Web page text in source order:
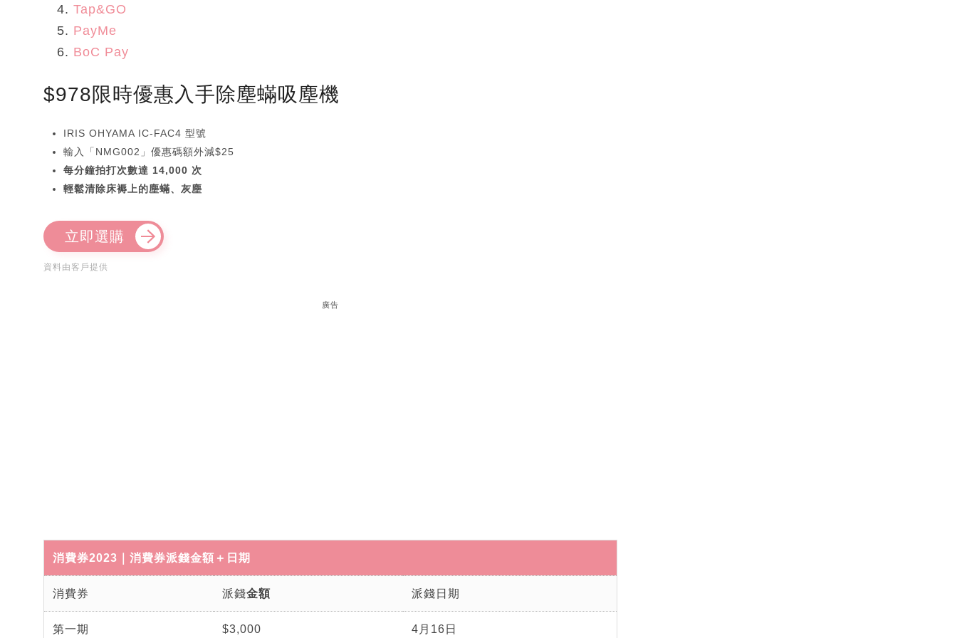
Tap&GO
PayMe
BoC Pay
$978限時優惠入手除塵蟎吸塵機
IRIS OHYAMA IC-FAC4 型號
輸入「NMG002」優惠碼額外減$25
每分鐘拍打次數達 14,000 次
輕鬆清除床褥上的塵蟎、灰塵
立即選購
資料由客戶提供
廣告
消費券2023｜消費券派錢金額＋日期
消費券 派錢金額 派錢日期
第一期 $3,000 4月16日